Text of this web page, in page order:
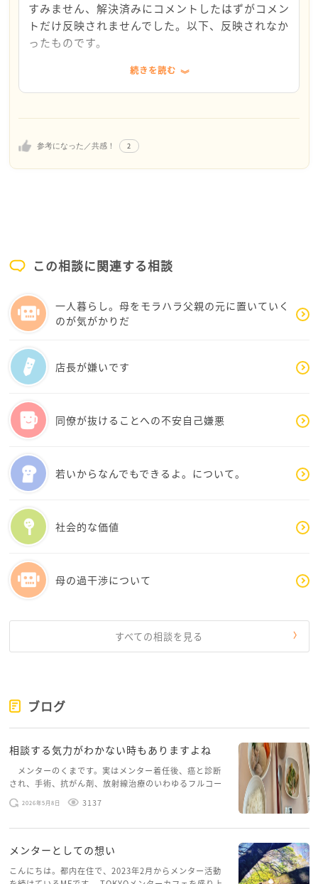
あれこれ考えるというのも腹立たしいことですよね。
参考になったかわかりませんが、笹錦鯉さんを応援し
ています。どうぞご自分を守ってください。又何かあ
りましたら、吐き出しにいらしてくださいね。
参考になった／共感！ 2
つも心配してくれます。間接的に皆も巻き込む2人
からの指摘を、たとえ私の態度に本当に問題があっ
たとしても素直に受け止めることができませんでし
皆が一様に「別に普通」とのことでした。私は気に
私に気を遣ってるだけかもしれませんが。それでも
受け止める言葉を選んでいいなら、私は皆を信じた
れて、しかも2対1という構図が怖くて。
たからかもな、と今、書きながら思いました。すみ
ません、愚痴じゃなくて相談をしようと思ってここ
場を離れていいか上司に聞く、というのは目から鱗
です。今度、診療時間内にしつこかったら勇気を出
して院長に直接伺おうとしてみようと思います。
一回頭を下げて、それでも解放されずだったら自ら
退出しても大丈夫でしょうか？とても実践したいの
ですが、翌日が怖いです。実際やってみないとわか
りませんよね…やってみようかな…
メモを作る作業は孤独ですから、吐き出したくなっ
たら、又いつでもいらしてくださいね。
すみません、解決済みにコメントしたはずがコメン
トだけ反映されませんでした。以下、反映されなか
ったものです。
選べるなら全てを選びたいのですが…今回は投稿す
ていて。だから、小さな捌け口になればなぁ程度の
今更の事でもありますしね。昔から受けてた被害で
すし、私以外にも被害を受けてる方も少なからずい
ますし。今になって声を上げても意味ないだろうと
強く思ってました。
それが翌日にはもうお返事が、しかも3名ものメン
ターさん方からきて！
解決の糸口だけでなく、寄り添うようなお言葉まで
かけてくださるとは思いもよらず、良い驚きの連続
でした。
先輩からの圧力が続くと、世間一般的には先輩の考
す。実際は私が全部間違っていて、常識知らずなん
じゃないかって。それなのに私は苦しんでて、一丁
その苦しさが積もりに積もると、今度は只管に親へ
申し訳なさが募って自分がもっと嫌いになります。
何もかもがどうでもよくなることもあります。この
状態の方が多いです。
どうせ自分は間違ってるんだから何もかもどうなっ
く近所の橋から飛び降りたくなります。
でも今回のお返事で、少なくとも私の全てが間違っ
てるわけじゃないんだなと確認ができました。少し
だけ気持ちがラクになった気がします。
今後は皆様の提案を踏まえて、まずは被害をメモし
ていこうと思います。あとは並行して、自分の心を
守る為の行動を積極的にしていこうかと。
最後に頼れるのは自分だけ、という思考がとても強
いと自覚しているので中々に難航しそうですが、周
続きを読む
この相談に関連する相談
一人暮らし。母をモラハラ父親の元に置いていく
のが気がかりだ
店長が嫌いです
同僚が抜けることへの不安自己嫌悪
若いからなんでもできるよ。について。
社会的な価値
母の過干渉について
すべての相談を見る
ブログ
相談する気力がわかない時もありますよね
メンターのくまです。実はメンター着任後、癌と診断
され、手術、抗がん剤、放射線治療のいわゆるフルコー
スを体験していて、しばらくメンターカフェに来られて
いませんでした。体力だけでなく、気力も落ちパソコン
2026年5月8日 3137
メンターとしての想い
こんにちは。都内在住で、2023年2月からメンター活動